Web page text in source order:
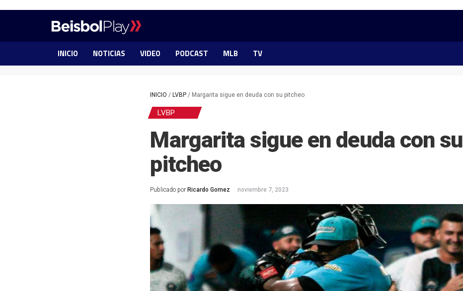
INICIO NOTICIAS VIDEO PODCAST MLB TV
INICIO / LVBP / Margarita sigue en deuda con su pitcheo
LVBP
Margarita sigue en deuda con su
pitcheo
Publicado por Ricardo Gomez noviembre 7, 2023